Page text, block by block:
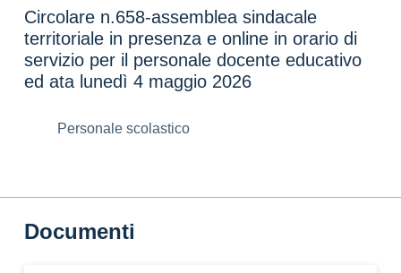
Circolare n.658-assemblea sindacale
territoriale in presenza e online in orario di
servizio per il personale docente educativo
ed ata lunedì 4 maggio 2026
Personale scolastico
Documenti